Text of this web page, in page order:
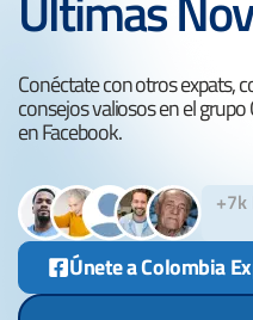
Conéctate con otros expats,
consejos valiosos en el
en Facebook.
Únete a Colombia